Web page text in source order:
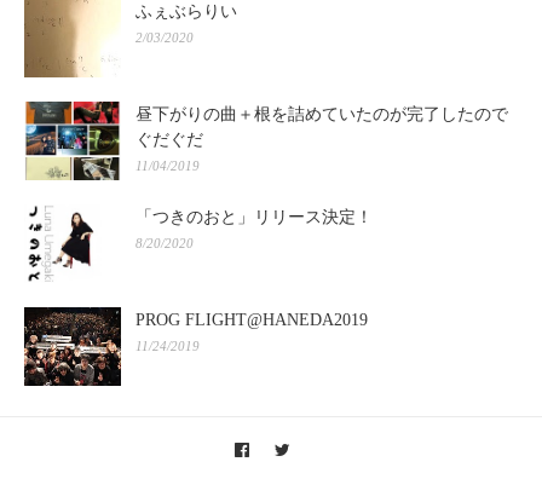
ふぇぶらりい
2/03/2020
昼下がりの曲＋根を詰めていたのが完了したので
ぐだぐだ
11/04/2019
「つきのおと」リリース決定！
8/20/2020
PROG FLIGHT@HANEDA2019
11/24/2019